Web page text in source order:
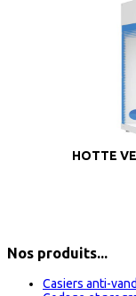
HOTTE
Nos produits...
Casiers anti-